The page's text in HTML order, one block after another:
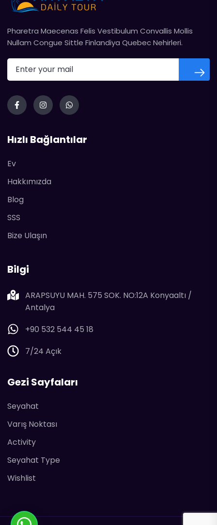
Pharetra Maecenas Felis Vestibulum Convallis Mollis
Nullam Congue Sittle Finlandiya Quebec Nehirleri.
Hızlı Bağlantılar
Ev
Hakkımızda
Blog
SSS
Bize Ulaşın
Bilgi
ARAPSUYU MAH. 575 SOK. NO:12A Konyaaltı /
Antalya
+90 532 544 45 18
7/24 Açık
Gezi Sayfaları
Seyahat
Varış Noktası
Activity
Seyahat Type
Wishlist